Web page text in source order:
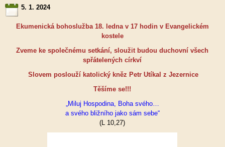
5. 1. 2024
Ekumenická bohoslužba 18. ledna v 17 hodin v Evangelickém
kostele
Zveme ke společnému setkání, sloužit budou duchovní všech
spřátelených církví
Slovem poslouží katolický kněz Petr Utíkal z Jezernice
Těšíme se!!!
„Miluj Hospodina, Boha svého…
a svého bližního jako sám sebe“
(L 10,27)